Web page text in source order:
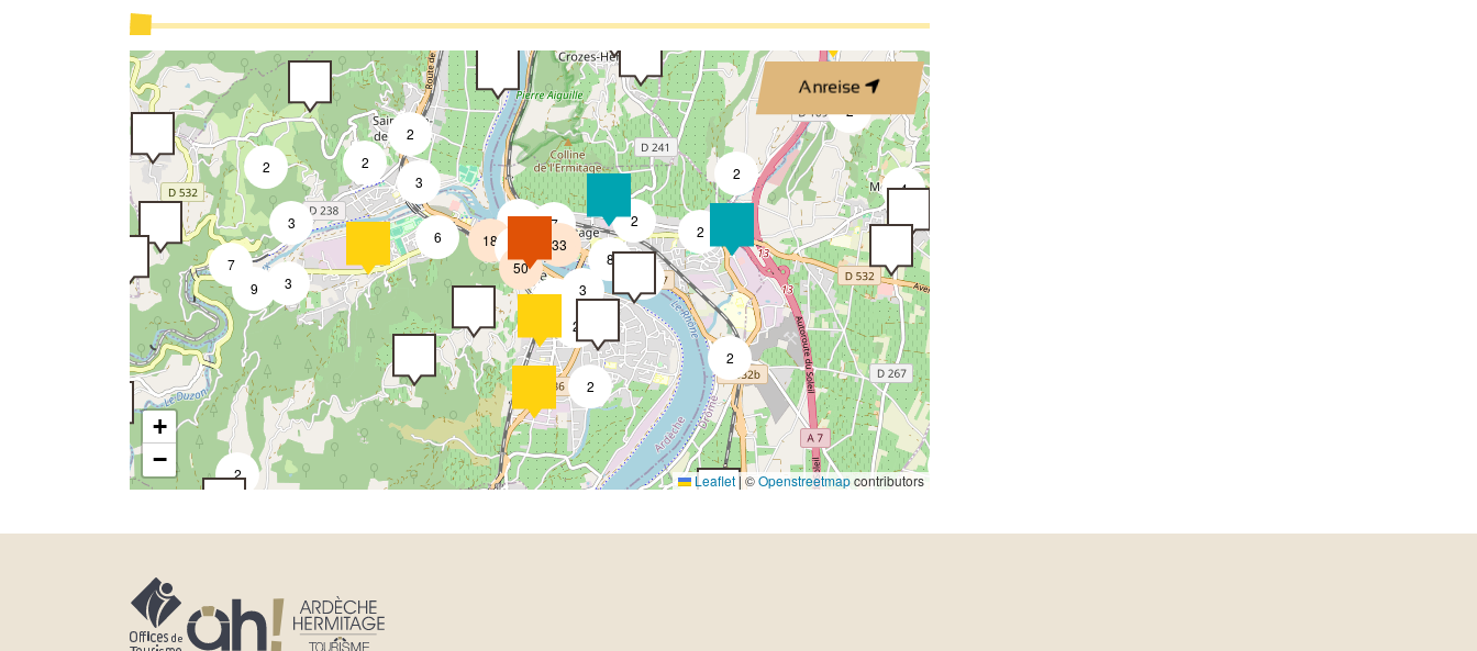
Anreise
2
2
2
2
2
2
4
2
2
2
2
8
7
2
3
3
9
2
3
6
4
18
7
2
3
50
33
+
−
Leaflet |©Openstreetmapcontributors